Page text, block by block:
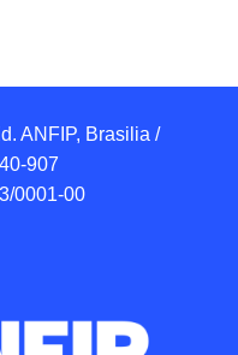
ANFIP, Brasilia /
907
0001-00